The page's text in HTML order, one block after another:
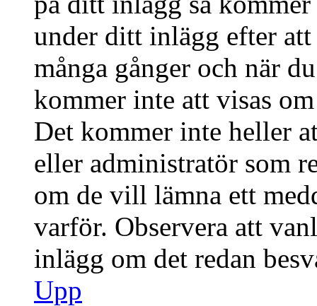
under ditt inlägg efter
många gånger och när
kommer inte att visas
Det kommer inte heller
eller administratör som
om de vill lämna ett
varför. Observera att
inlägg om det redan
Upp